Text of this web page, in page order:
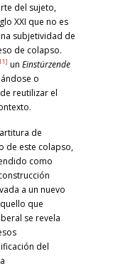
del sujeto,
XXI que no es
subjetividad de
de colapso.
un Einstürzende
o
reutilizar el
de
de este colapso,
como
a un nuevo
que
se revela
del